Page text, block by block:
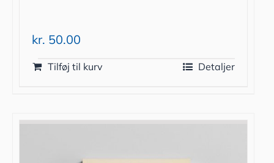
kr. 50.00
Tilføj til kurv Detaljer